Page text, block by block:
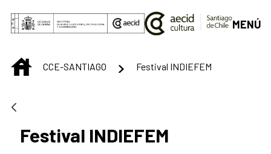
Saltar al contenido principal
MENÚ
INICIOCCE-SANTIAGO Festival INDIEFEM
Festival INDIEFEM